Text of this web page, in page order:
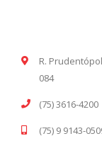
R.
084
(75) 3616-4200
(75) 9 9143-